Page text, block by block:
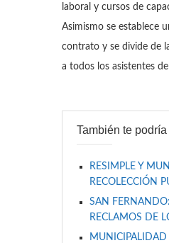
laboral y cursos de
Asimismo se establece
contrato y se divide de
a todos los asistentes
También te
RESIMPLE Y
RECOLECCIÓN
SAN
RECLAMOS DE